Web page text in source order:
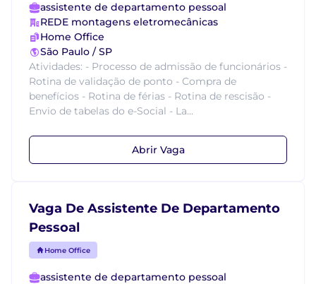
assistente de departamento pessoal
REDE montagens eletromecânicas
Home Office
São Paulo / SP
Atividades: - Processo de admissão de funcionários -
Rotina de validação de ponto - Compra de
benefícios - Rotina de férias - Rotina de rescisão -
Envio de tabelas do e-Social - La...
Abrir Vaga
Vaga De Assistente De Departamento
Pessoal
Home Office
assistente de departamento pessoal